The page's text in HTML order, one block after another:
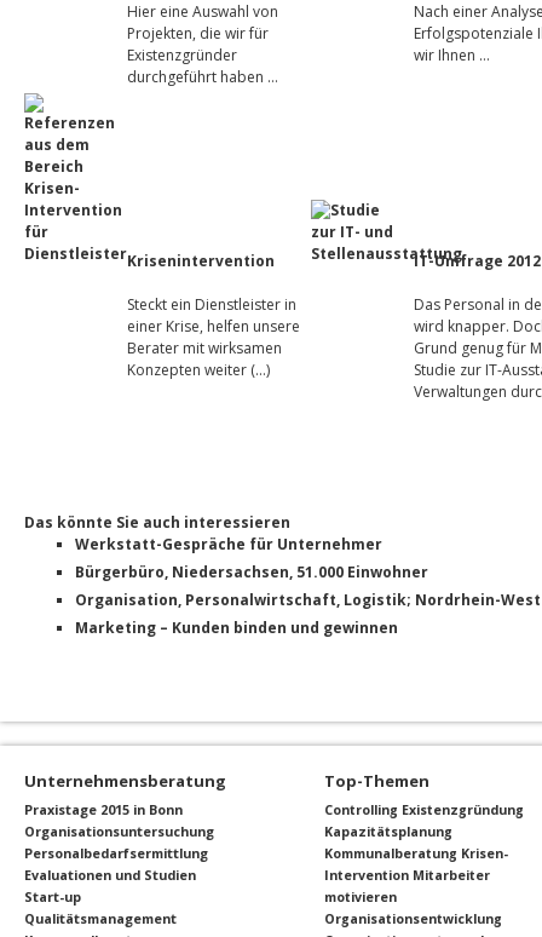
Hier eine Auswahl von
Projekten, die wir für
Existenzgründer
durchgeführt haben …
Nach einer
Erfolgspotenziale
wir Ihnen …
Krisenintervention
Steckt ein Dienstleister in
einer Krise, helfen unsere
Berater mit wirksamen
Konzepten weiter (…)
IT-Umfrage 2012
Das Personal in
wird knapper.
Grund genug für
Studie zur IT-
Verwaltungen
Das könnte Sie auch interessieren
Werkstatt-Gespräche für Unternehmer
Bürgerbüro, Niedersachsen, 51.000 Einwohner
Organisation, Personalwirtschaft, Logistik; Nordrhein-
Marketing – Kunden binden und gewinnen
Unternehmensberatung
Praxistage 2015 in Bonn
Organisationsuntersuchung
Personalbedarfsermittlung
Evaluationen und Studien
Start-up
Qualitätsmanagement
Top-Themen
Controlling Existenzgründung
Kapazitätsplanung
Kommunalberatung Krisen-
Intervention Mitarbeiter
motivieren
Organisationsentwicklung